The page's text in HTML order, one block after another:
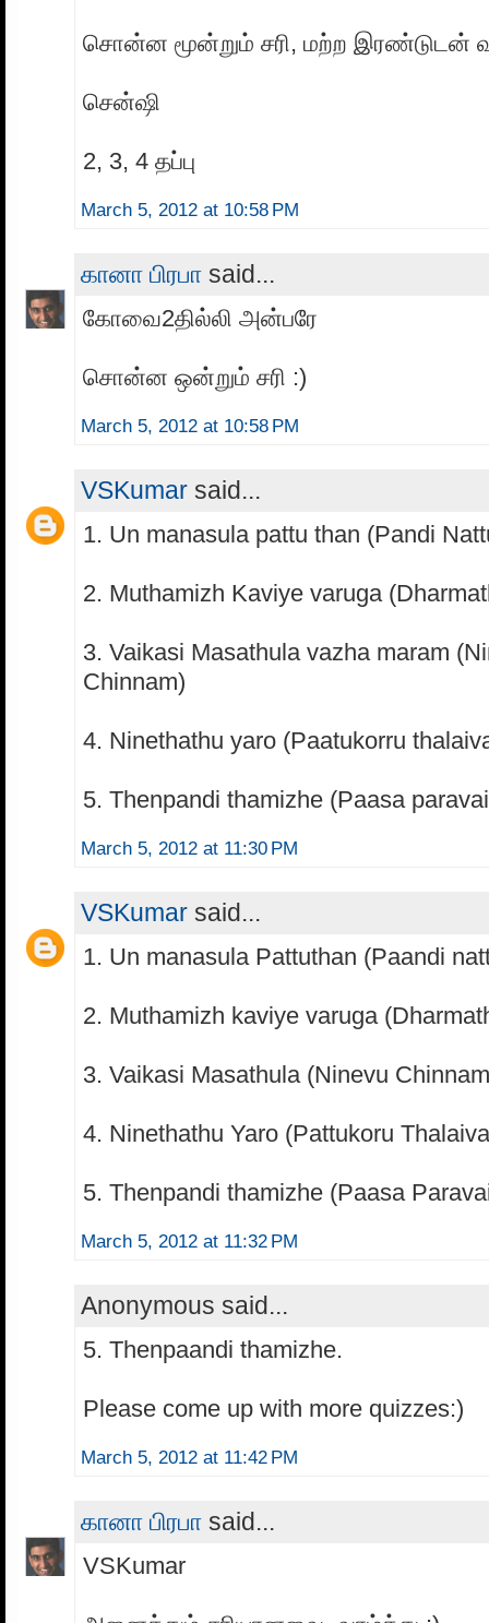
சொன்ன மூன்றும் சரி, மற்ற இரண்டுடன்
சென்ஷி
2, 3, 4 தப்பு
March 5, 2012 at 10:58 PM
கானா பிரபா said...
கோவை2தில்லி அன்பரே
சொன்ன ஒன்றும் சரி :)
March 5, 2012 at 10:58 PM
VSKumar said...
1. Un manasula pattu than (Pandi
2. Muthamizh Kaviye varuga
3. Vaikasi Masathula vazha maram
Chinnam)
4. Ninethathu yaro (Paatukorru
5. Thenpandi thamizhe (Paasa
March 5, 2012 at 11:30 PM
VSKumar said...
1. Un manasula Pattuthan (Paandi
2. Muthamizh kaviye varuga
3. Vaikasi Masathula (Ninevu
4. Ninethathu Yaro (Pattukoru
5. Thenpandi thamizhe (Paasa
March 5, 2012 at 11:32 PM
Anonymous said...
5. Thenpaandi thamizhe.
Please come up with more quizzes:)
March 5, 2012 at 11:42 PM
கானா பிரபா said...
VSKumar